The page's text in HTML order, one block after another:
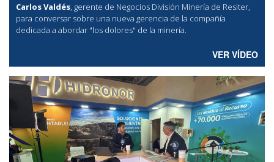
Carlos Valdés, gerente de Negocios División Minería de Resiter,
para conversar sobre una nueva gerencia de la compañía
dedicada a abordar "los dolores" de la minería.
VER VÍDEO